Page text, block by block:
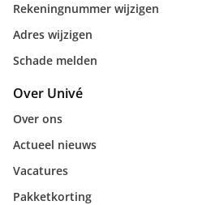
Rekeningnummer wijzigen
Adres wijzigen
Schade melden
Over Univé
Over ons
Actueel nieuws
Vacatures
Pakketkorting